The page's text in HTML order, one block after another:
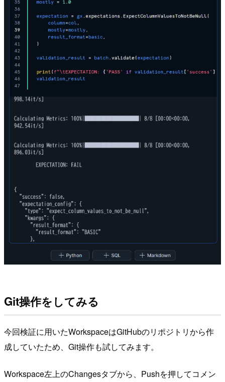
Git操作をしてみる
今回検証に用いたWorkspaceはGitHubのリポジトリから作
成していたため、Git操作も試してみます。
Workspace左上のChangesタブから、Pushを押してコメン